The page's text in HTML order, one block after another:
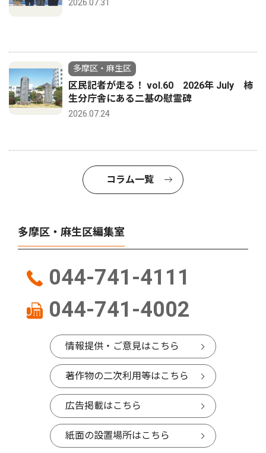
2026.07.31
多摩区・麻生区
区民記者が走る！ vol.60 2026年 July 柿
生分庁舎にある二基の慰霊碑
2026.07.24
コラム一覧
多摩区・麻生区編集室
044-741-4111
044-741-4002
情報提供・ご意見はこちら
著作物の二次利用等はこちら
広告掲載はこちら
紙面の設置場所はこちら